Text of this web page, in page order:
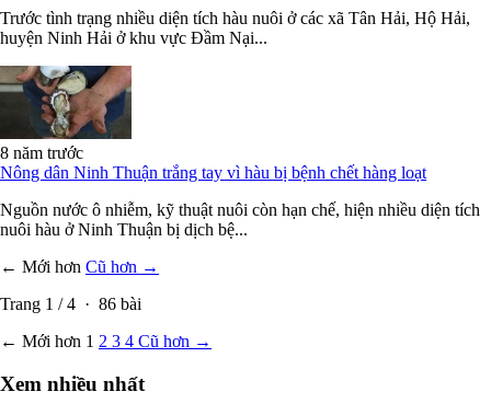
Trước tình trạng nhiều diện tích hàu nuôi ở các xã Tân Hải, Hộ Hải,
huyện Ninh Hải ở khu vực Đầm Nại...
8 năm trước
Nông dân Ninh Thuận trắng tay vì hàu bị bệnh chết hàng loạt
Nguồn nước ô nhiễm, kỹ thuật nuôi còn hạn chế, hiện nhiều diện tích
nuôi hàu ở Ninh Thuận bị dịch bệ...
← Mới hơn Cũ hơn →
Trang 1 /4 · 86 bài
← Mới hơn 1 2 3 4 Cũ hơn →
Xem nhiều nhất